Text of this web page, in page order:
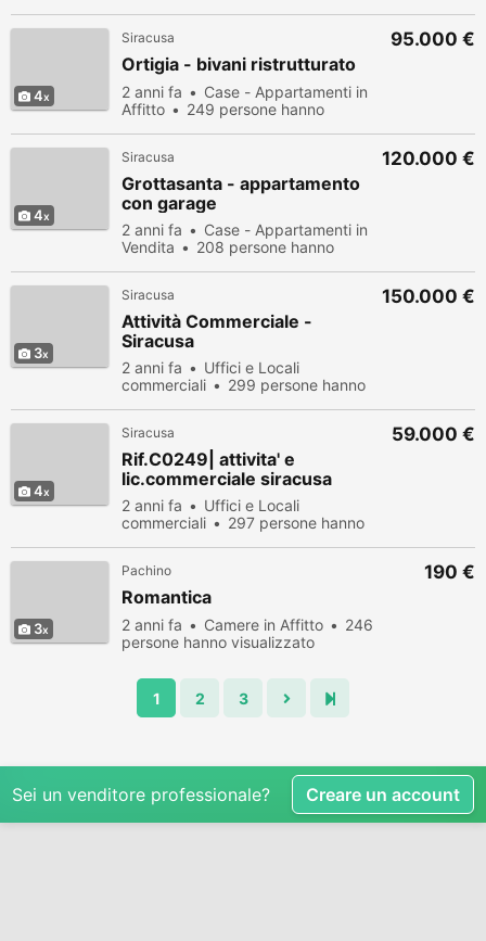
4
Siracusa
Ortigia - bivani ristrutturato
2 anni fa
Case - Appartamenti in
Affitto
249 persone hanno
95.000 €
4
Siracusa
Grottasanta - appartamento
con garage
2 anni fa
Case - Appartamenti in
Vendita
208 persone hanno
120.000 €
3
Siracusa
Attività Commerciale -
Siracusa
2 anni fa
Uffici e Locali
commerciali
299 persone hanno
150.000 €
4
Siracusa
Rif.C0249| attivita' e
lic.commerciale siracusa
2 anni fa
Uffici e Locali
commerciali
297 persone hanno
59.000 €
3
Pachino
Romantica
2 anni fa Camere in Affitto
246
persone hanno visualizzato
190 €
1 2 3
Sei un venditore professionale? Creare un account